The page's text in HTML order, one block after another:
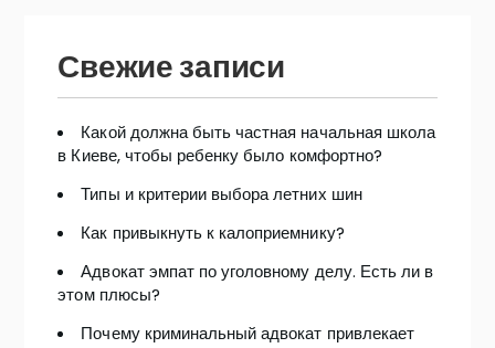
Свежие записи
Какой должна быть частная начальная школа
в Киеве, чтобы ребенку было комфортно?
Типы и критерии выбора летних шин
Как привыкнуть к калоприемнику?
Адвокат эмпат по уголовному делу. Есть ли в
этом плюсы?
Почему криминальный адвокат привлекает